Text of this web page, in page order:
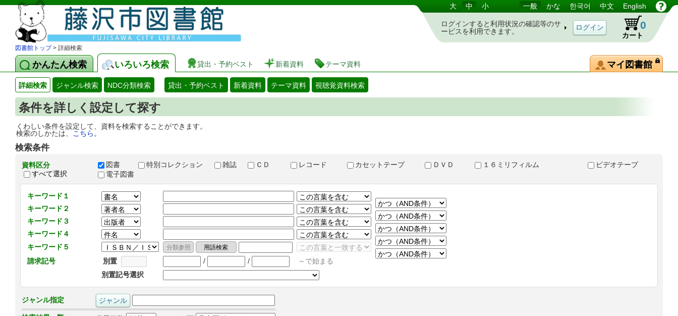
図書館 蔵書検索・予約システム 大 中 小 一般 かな 한국어 中文 English
ログインすると利用状況の確認等のサ
ービスを利用できます。
カート
0
図書館トップ> 詳細検索
かんたん検索 いろいろ検索 貸出・予約ベスト 新着資料 テーマ資料 マイ図書館
詳細検索 ジャンル検索 NDC分類検索 貸出・予約ベスト 新着資料 テーマ資料 視聴覚資料検索
条件を詳しく設定して探す
くわしい条件を設定して、資料を検索することができます。
検索のしかたは、
こちら 。
検索条件
資料区分
すべて選択
図書 特別コレクション 雑誌 ＣＤ レコード カセットテープ ＤＶＤ １６ミリフィルム
ビデオテープ
電子図書
キーワード１
キーワード２
キーワード３
キーワード４
キーワード５
請求記号
別置 / /
～で始まる
別置記号選択
ジャンル指定